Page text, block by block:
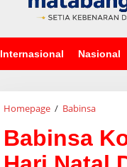
Internasional Nasional
Homepage / Babinsa
b
n
Babinsa